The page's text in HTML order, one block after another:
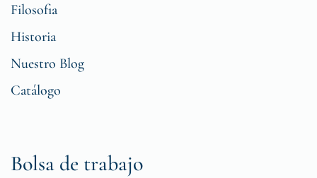
Filosofia
Historia
Nuestro Blog
Catálogo
Bolsa de trabajo